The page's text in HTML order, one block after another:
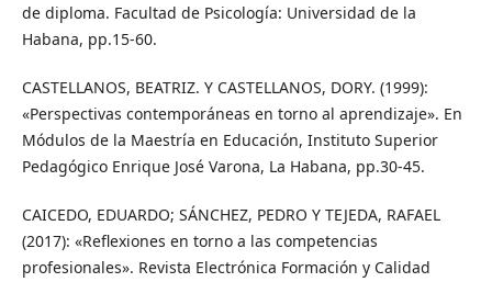
de diploma. Facultad de Psicología: Universidad de la
Habana, pp.15-60.
CASTELLANOS, BEATRIZ. Y CASTELLANOS, DORY. (1999):
«Perspectivas contemporáneas en torno al aprendizaje». En
Módulos de la Maestría en Educación, Instituto Superior
Pedagógico Enrique José Varona, La Habana, pp.30-45.
CAICEDO, EDUARDO; SÁNCHEZ, PEDRO Y TEJEDA, RAFAEL
(2017): «Reflexiones en torno a las competencias
profesionales». Revista Electrónica Formación y Calidad